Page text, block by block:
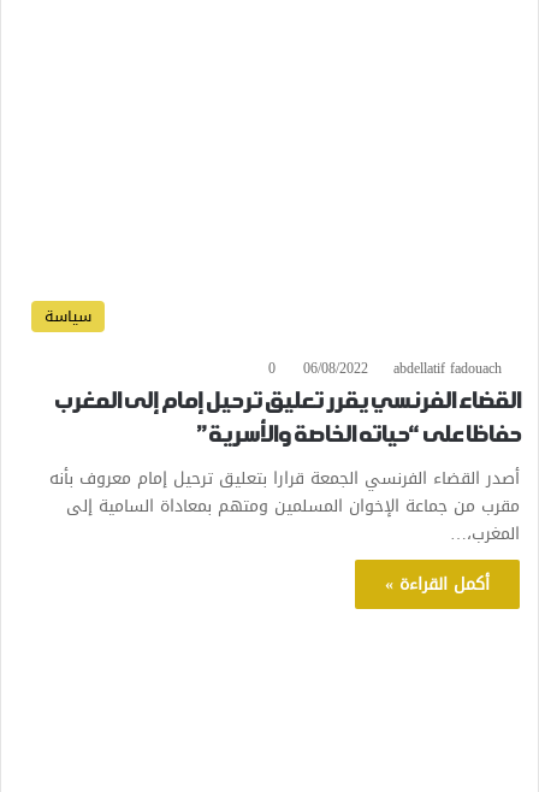
سياسة
abdellatif fadouach
06/08/2022
0
القضاء الفرنسي يقرر تعليق ترحيل إمام إلى المغرب
حفاظا على “حياته الخاصة والأسرية”
أصدر القضاء الفرنسي الجمعة قرارا بتعليق ترحيل إمام معروف بأنه
مقرب من جماعة الإخوان المسلمين ومتهم بمعاداة السامية إلى
المغرب،…
أكمل القراءة »